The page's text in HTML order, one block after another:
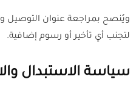
ويُنصح بمراجعة عنوان التوصيل
لتجنب أي تأخير أو رسوم إضافية.
سياسة الاستبدال